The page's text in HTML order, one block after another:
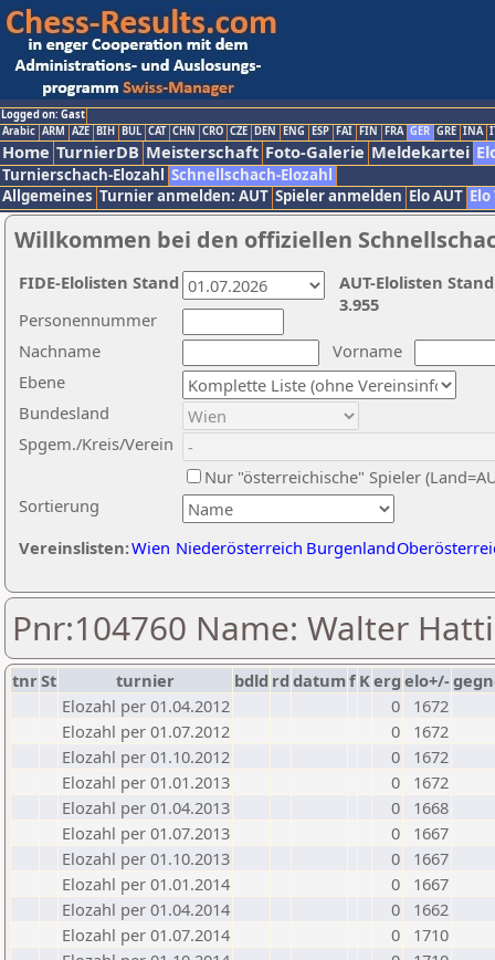
Logged on: Gast
Arabic ARM AZE BIH BUL CAT CHN CRO CZE DEN ENG ESP FAI FIN FRA GER GRE INA
Home TurnierDB Meisterschaft Foto-Galerie Meldekartei
Turnierschach-Elozahl Schnellschach-Elozahl
Allgemeines Turnier anmelden: AUT Spieler anmelden Elo AUT
Willkommen bei den offiziellen
Nachname
Vorname
Ebene
Sortierung
Personennummer
Bundesland
Spgem./Kreis/Verein
Nur "österreichische" Spieler
Vereinslisten:Wien Niederösterreich Burgenland
AUT-Elolisten
3.955
FIDE-Elolisten Stand
Pnr:104760 Name: Walter
tnrSt turnier bdld rd datumf Kerg elo+/-
Elozahl per 01.04.2012
0
1672
Elozahl per 01.07.2012
0
1672
Elozahl per 01.10.2012
0
1672
Elozahl per 01.01.2013
0
1672
Elozahl per 01.04.2013
0
1668
Elozahl per 01.07.2013
0
1667
Elozahl per 01.10.2013
0
1667
Elozahl per 01.01.2014
0
1667
Elozahl per 01.04.2014
0
1662
Elozahl per 01.07.2014
0
1710